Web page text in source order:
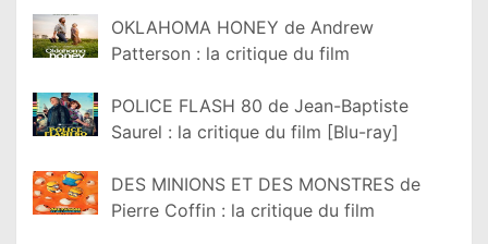
OKLAHOMA HONEY de Andrew
Patterson : la critique du film
POLICE FLASH 80 de Jean-Baptiste
Saurel : la critique du film [Blu-ray]
DES MINIONS ET DES MONSTRES de
Pierre Coffin : la critique du film